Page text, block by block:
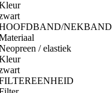
NEKBAND
/ elastiek